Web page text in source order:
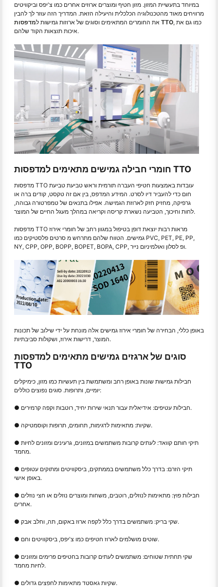
במיוחד בתעשיית המזון. מזון חטיף ומוצרים ארוזים אחרים כמו צ'יפס וביקוויטים
מרוויחים מאוד מהטכנולוגיה הכלכלית והיעילה הזאת. המדריך הזה עוזר לך להבין
את החומרים המתאימים וסוגים של ארוזות גמישות ל מדפסות TTO, כמו גם את
איכות תוצאות הקוד שלהם.
חומרי חבילה גמישים מתאימים למדפסות TTO
מדפסות TTO עובדות באמצעות חטיפי העברה תורמית וראש טביעת טביעת
חום כדי להעביר דיו לסרט. המידע המדפס, בין אם זה טקסט, קודים ברה או
גרפיקה, מחזיק חזק לארוזת הגמישה. אפילו בתנאים של טמפרטורה גבוהה,
לחות וחיכוך, הטביעה נשארת קריסה וקריאה במהלך מעגל החיים של המוצר.
מדפסות TTO מראות רבות יוצאת דופן בטיפול במגוון רחב של חומרי אירוז
גמישים. הטווח שלהם מתרחש מ סרטים פלסטיקים כמו PVC, PET, PE, PP,
NY, CPP, OPP, BOPP, BOPET, BOPA, CPP, ופ לסלון ואולמיניום נייר.
באופן כללי, הבחירה של חומרי אירוז גמישים אלה מונחת על ידי שילוב של תכונות
המוצר, דרישות אירוז, ושקולות סביבתיות.
סוגים של ארגזים גמישים מתאימים למדפסות
TTO
חבילות גמישות שונות באופן רחב ומשתמשת בין תעשיות כמו מזון, כימיקלים
יומיים, ותרופות. סוגים נפוצים כוללים:
● חבילות עטיפים: אידיאלית עבור תנאי שירות יחיד, רוטבות וקפה קרמירים.
● שקיות: מתאימות לדגימות, תחומים, תרופות וקוסמטיקה.
● תיקי חותם קוואד: לעתים קרובות משתמשים במזונים, גרעינים ומזונים לחיות
מחמד.
● תיקי הזרם: בדרך כלל משתמשים בממתקים, ביסקוויטים ומתוקים עטופים
באופן אישי.
● חבילות פוץ: מתאימות לנוזלים, רוטבים, משחות ומוצרים נוזלים או חצי נוזלים
אחרים.
● שקי בריק: משתמשים בדרך כלל לקפה ארוז באקום, תה, וחלב אבק.
● שוטים מושלמים לארוז חטיפים כמו צ'יפס, ביסקוויטים וחם.
● שקי תחתית שטוחים: משתמשים לעתים קרובות בחטיפים פרימים ומזונים
לחיות מחמד.
● שקיות גאסטד מתאימות לחפצים גדולים.